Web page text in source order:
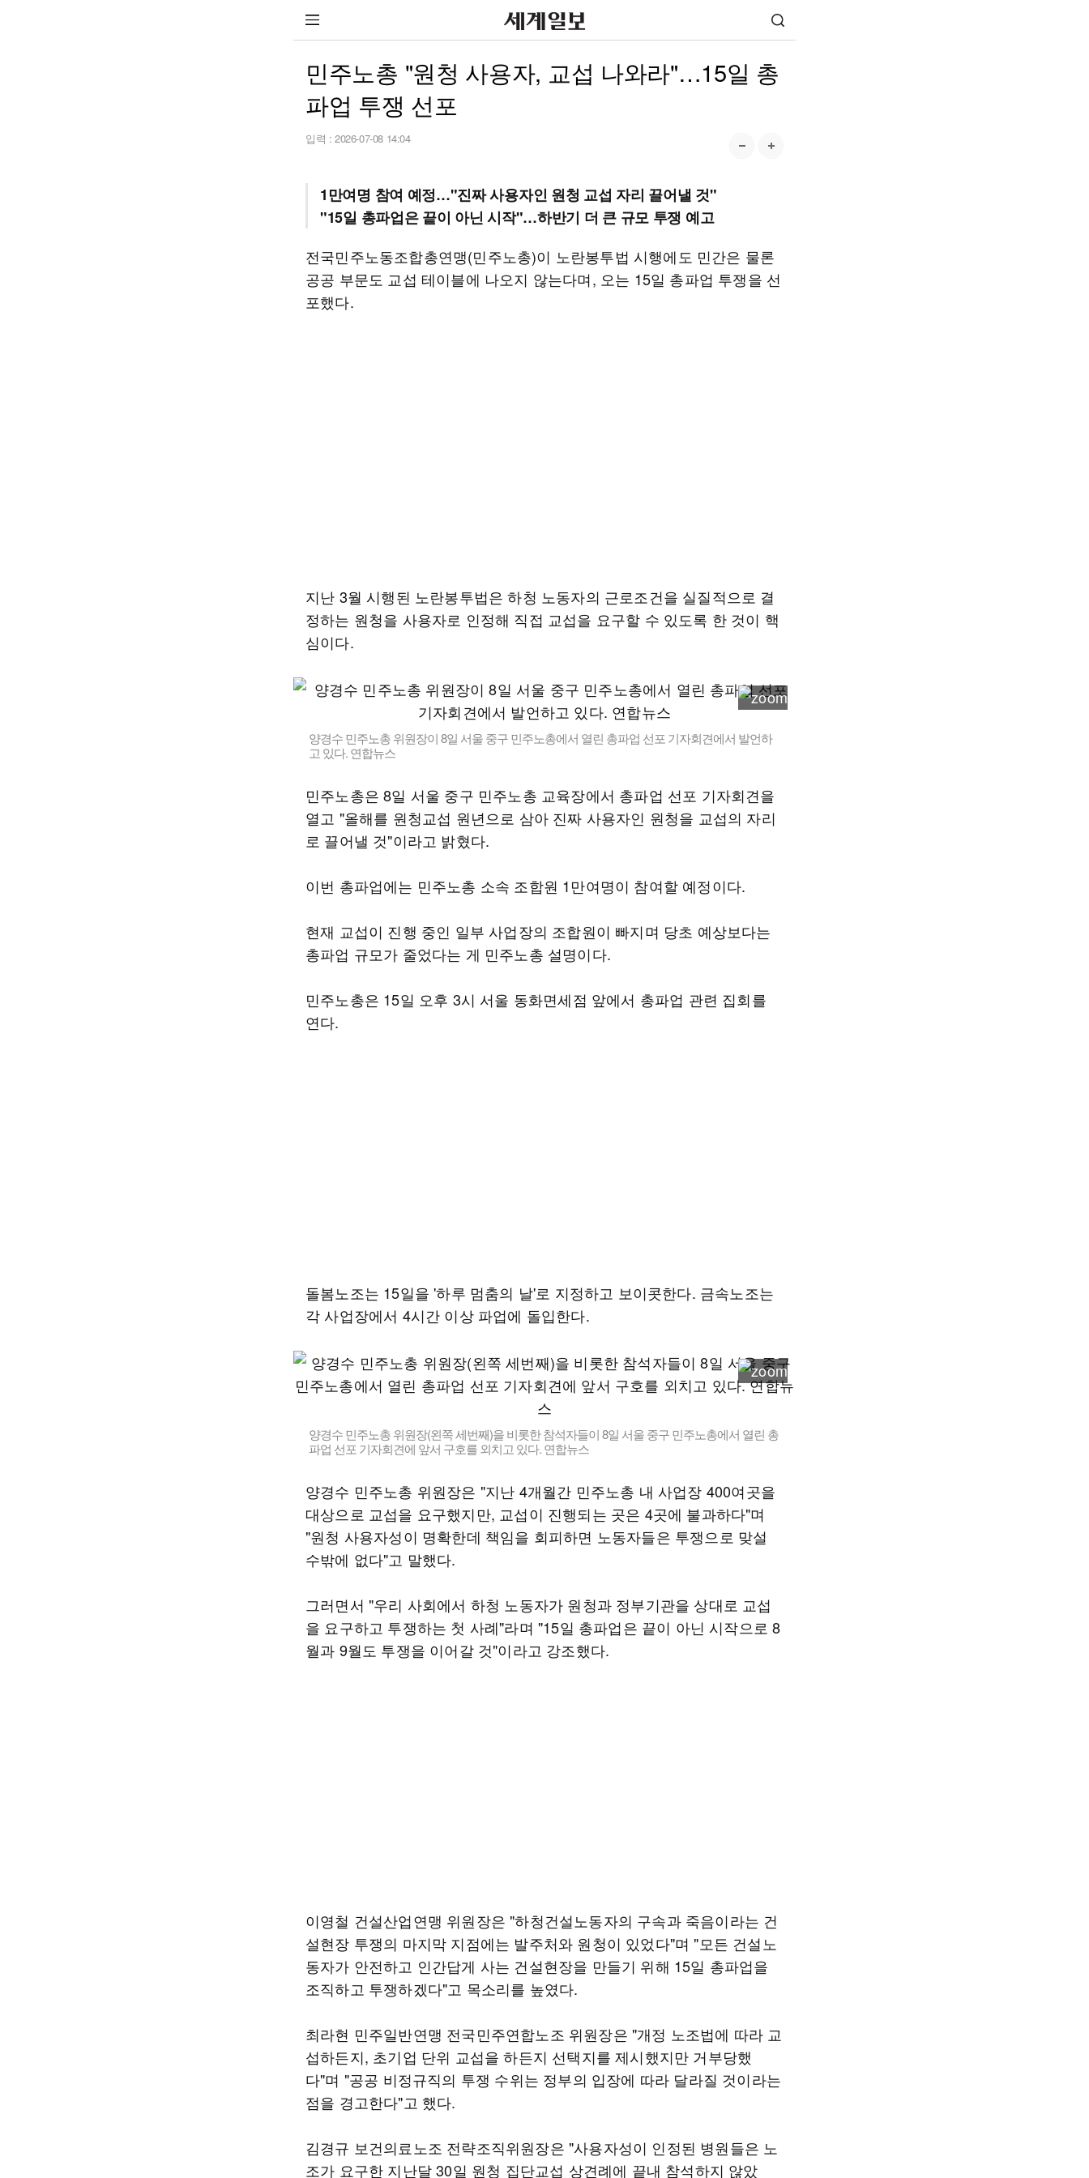
민주노총 "원청 사용자, 교섭 나와라"…15일 총
파업 투쟁 선포
입력 : 2026-07-08 14:04
1만여명 참여 예정…"진짜 사용자인 원청 교섭 자리 끌어낼 것"
"15일 총파업은 끝이 아닌 시작"…하반기 더 큰 규모 투쟁 예고
전국민주노동조합총연맹(민주노총)이 노란봉투법 시행에도 민간은 물론
공공 부문도 교섭 테이블에 나오지 않는다며, 오는 15일 총파업 투쟁을 선
포했다.
지난 3월 시행된 노란봉투법은 하청 노동자의 근로조건을 실질적으로 결
정하는 원청을 사용자로 인정해 직접 교섭을 요구할 수 있도록 한 것이 핵
심이다.
양경수 민주노총 위원장이 8일 서울 중구 민주노총에서 열린 총파업 선포 기자회견에서 발언하
고 있다. 연합뉴스
민주노총은 8일 서울 중구 민주노총 교육장에서 총파업 선포 기자회견을
열고 "올해를 원청교섭 원년으로 삼아 진짜 사용자인 원청을 교섭의 자리
로 끌어낼 것"이라고 밝혔다.
이번 총파업에는 민주노총 소속 조합원 1만여명이 참여할 예정이다.
현재 교섭이 진행 중인 일부 사업장의 조합원이 빠지며 당초 예상보다는
총파업 규모가 줄었다는 게 민주노총 설명이다.
민주노총은 15일 오후 3시 서울 동화면세점 앞에서 총파업 관련 집회를
연다.
돌봄노조는 15일을 '하루 멈춤의 날'로 지정하고 보이콧한다. 금속노조는
각 사업장에서 4시간 이상 파업에 돌입한다.
양경수 민주노총 위원장(왼쪽 세번째)을 비롯한 참석자들이 8일 서울 중구 민주노총에서 열린 총
파업 선포 기자회견에 앞서 구호를 외치고 있다. 연합뉴스
양경수 민주노총 위원장은 "지난 4개월간 민주노총 내 사업장 400여곳을
대상으로 교섭을 요구했지만, 교섭이 진행되는 곳은 4곳에 불과하다"며
"원청 사용자성이 명확한데 책임을 회피하면 노동자들은 투쟁으로 맞설
수밖에 없다"고 말했다.
그러면서 "우리 사회에서 하청 노동자가 원청과 정부기관을 상대로 교섭
을 요구하고 투쟁하는 첫 사례"라며 "15일 총파업은 끝이 아닌 시작으로 8
월과 9월도 투쟁을 이어갈 것"이라고 강조했다.
이영철 건설산업연맹 위원장은 "하청건설노동자의 구속과 죽음이라는 건
설현장 투쟁의 마지막 지점에는 발주처와 원청이 있었다"며 "모든 건설노
동자가 안전하고 인간답게 사는 건설현장을 만들기 위해 15일 총파업을
조직하고 투쟁하겠다"고 목소리를 높였다.
최라현 민주일반연맹 전국민주연합노조 위원장은 "개정 노조법에 따라 교
섭하든지, 초기업 단위 교섭을 하든지 선택지를 제시했지만 거부당했
다"며 "공공 비정규직의 투쟁 수위는 정부의 입장에 따라 달라질 것이라는
점을 경고한다"고 했다.
김경규 보건의료노조 전략조직위원장은 "사용자성이 인정된 병원들은 노
조가 요구한 지난달 30일 원청 집단교섭 상견례에 끝내 참석하지 않았